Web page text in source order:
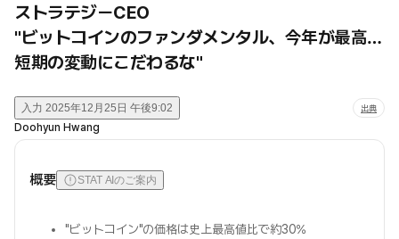
ストラテジーCEO
"ビットコインのファンダメンタル、今年が最高…
短期の変動にこだわるな"
入力 2025年12月25日 午後9:02 出典
Doohyun Hwang
概要 STAT AIのご案内
"ビットコイン"の価格は史上最高値比で約30%